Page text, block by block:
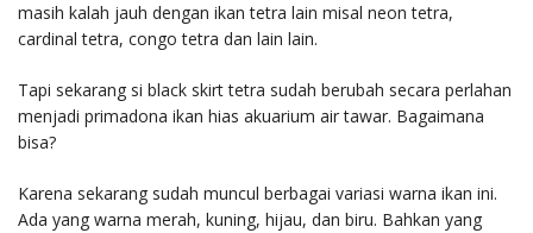
masih kalah jauh dengan ikan tetra lain misal neon tetra,
cardinal tetra, congo tetra dan lain lain.
Tapi sekarang si black skirt tetra sudah berubah secara perlahan
menjadi primadona ikan hias akuarium air tawar. Bagaimana
bisa?
Karena sekarang sudah muncul berbagai variasi warna ikan ini.
Ada yang warna merah, kuning, hijau, dan biru. Bahkan yang